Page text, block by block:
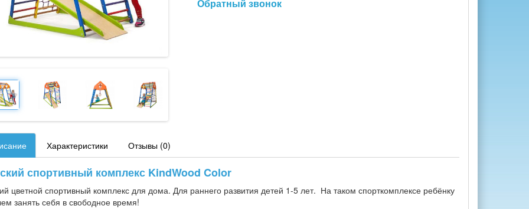
Обратный звонок
Характеристики Отзывы (0)
спортивный комплекс KindWood Color
цветной спортивный комплекс для дома. Для раннего развития детей 1-5 лет. На таком спорткомплексе ребёнку
занять себя в свободное время!